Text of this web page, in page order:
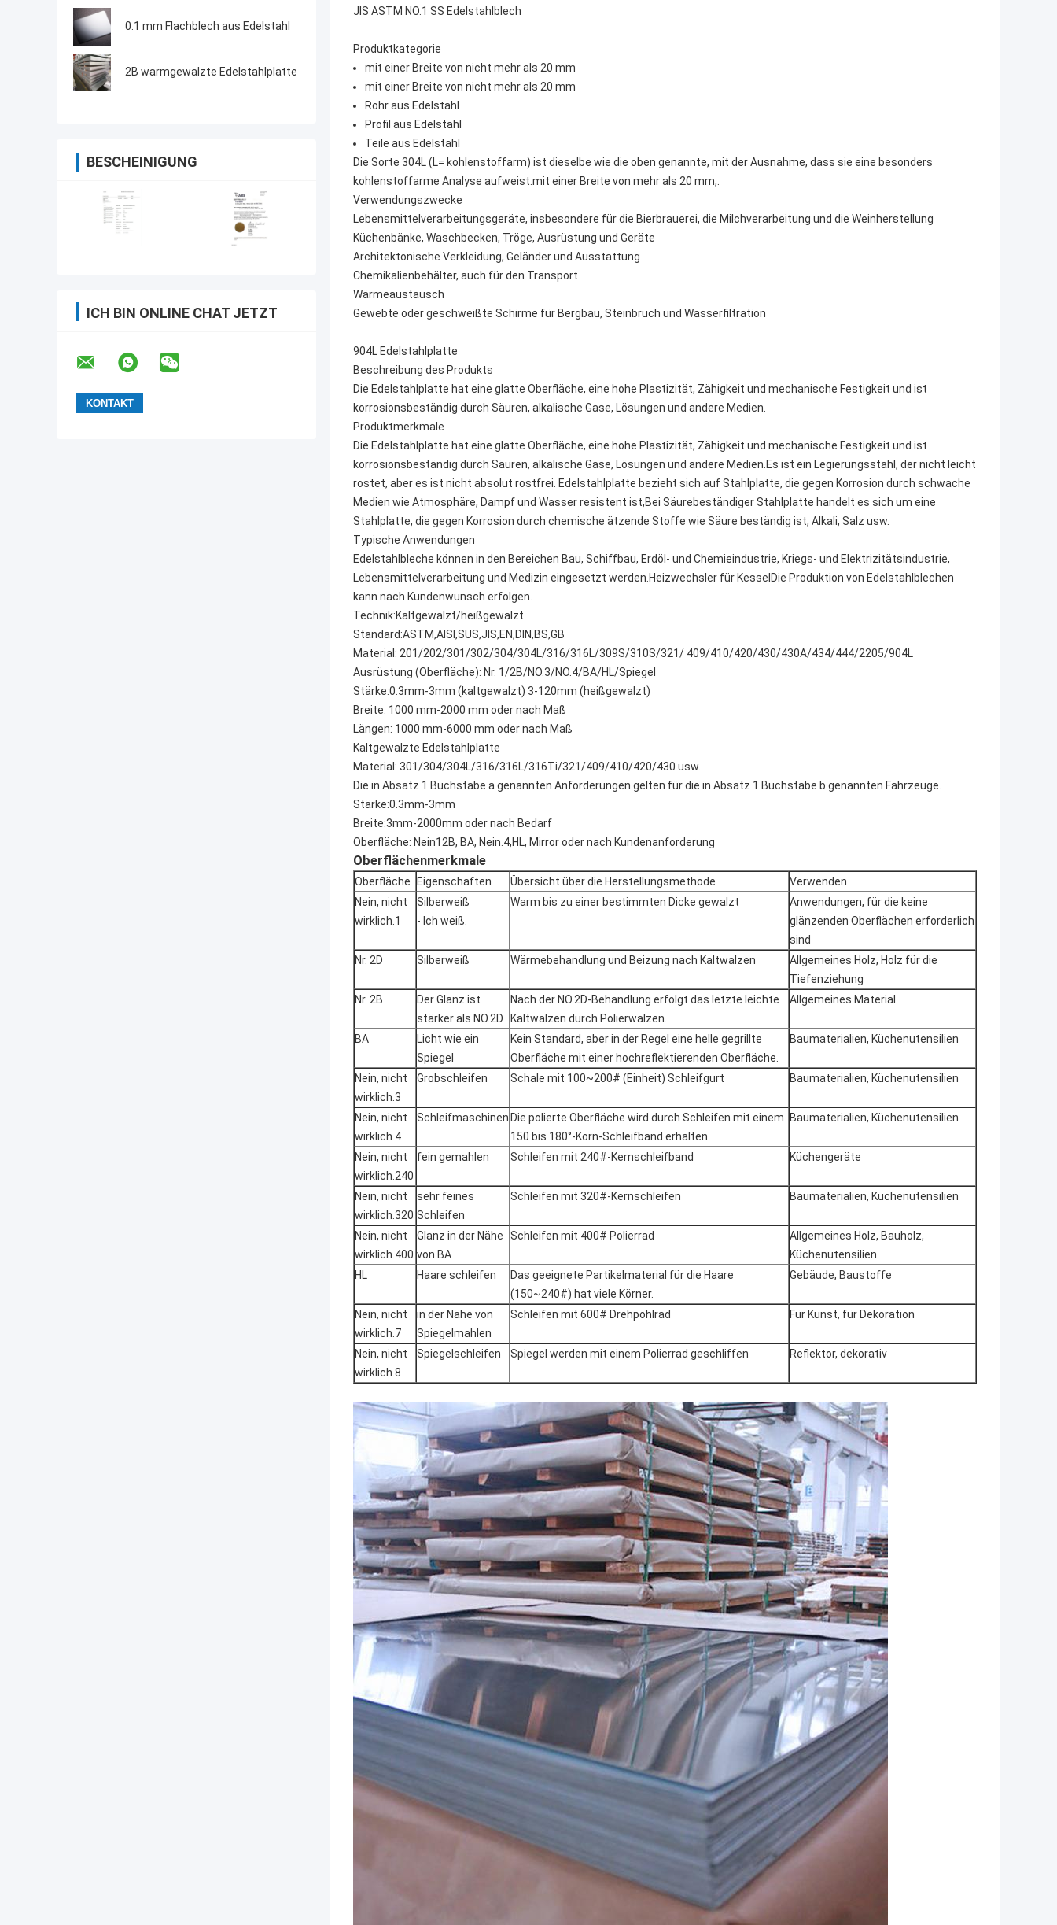
0.1 mm Flachblech aus Edelstahl
2B warmgewalzte Edelstahlplatte
BESCHEINIGUNG
ICH BIN ONLINE CHAT JETZT
JIS ASTM NO.1 SS Edelstahlblech
Produktkategorie
mit einer Breite von nicht mehr als 20 mm
mit einer Breite von nicht mehr als 20 mm
Rohr aus Edelstahl
Profil aus Edelstahl
Teile aus Edelstahl
Die Sorte 304L (L= kohlenstoffarm) ist dieselbe wie die oben genannte, mit der Ausnahme, dass sie eine besonders
kohlenstoffarme Analyse aufweist.mit einer Breite von mehr als 20 mm,.
Verwendungszwecke
Lebensmittelverarbeitungsgeräte, insbesondere für die Bierbrauerei, die Milchverarbeitung und die Weinherstellung
Küchenbänke, Waschbecken, Tröge, Ausrüstung und Geräte
Architektonische Verkleidung, Geländer und Ausstattung
Chemikalienbehälter, auch für den Transport
Wärmeaustausch
Gewebte oder geschweißte Schirme für Bergbau, Steinbruch und Wasserfiltration
904L Edelstahlplatte
Beschreibung des Produkts
Die Edelstahlplatte hat eine glatte Oberfläche, eine hohe Plastizität, Zähigkeit und mechanische Festigkeit und ist
korrosionsbeständig durch Säuren, alkalische Gase, Lösungen und andere Medien.
Produktmerkmale
Die Edelstahlplatte hat eine glatte Oberfläche, eine hohe Plastizität, Zähigkeit und mechanische Festigkeit und ist
korrosionsbeständig durch Säuren, alkalische Gase, Lösungen und andere Medien.Es ist ein Legierungsstahl, der nicht leicht
rostet, aber es ist nicht absolut rostfrei. Edelstahlplatte bezieht sich auf Stahlplatte, die gegen Korrosion durch schwache
Medien wie Atmosphäre, Dampf und Wasser resistent ist,Bei Säurebeständiger Stahlplatte handelt es sich um eine
Stahlplatte, die gegen Korrosion durch chemische ätzende Stoffe wie Säure beständig ist, Alkali, Salz usw.
Typische Anwendungen
Edelstahlbleche können in den Bereichen Bau, Schiffbau, Erdöl- und Chemieindustrie, Kriegs- und Elektrizitätsindustrie,
Lebensmittelverarbeitung und Medizin eingesetzt werden.Heizwechsler für KesselDie Produktion von Edelstahlblechen
kann nach Kundenwunsch erfolgen.
Technik:Kaltgewalzt/heißgewalzt
Standard:ASTM,AISI,SUS,JIS,EN,DIN,BS,GB
Material: 201/202/301/302/304/304L/316/316L/309S/310S/321/ 409/410/420/430/430A/434/444/2205/904L
Ausrüstung (Oberfläche): Nr. 1/2B/NO.3/NO.4/BA/HL/Spiegel
Stärke:0.3mm-3mm (kaltgewalzt) 3-120mm (heißgewalzt)
Breite: 1000 mm-2000 mm oder nach Maß
Längen: 1000 mm-6000 mm oder nach Maß
Kaltgewalzte Edelstahlplatte
Material: 301/304/304L/316/316L/316Ti/321/409/410/420/430 usw.
Die in Absatz 1 Buchstabe a genannten Anforderungen gelten für die in Absatz 1 Buchstabe b genannten Fahrzeuge.
Stärke:0.3mm-3mm
Breite:3mm-2000mm oder nach Bedarf
Oberfläche: Nein12B, BA, Nein.4,HL, Mirror oder nach Kundenanforderung
Oberflächenmerkmale
Oberfläche Eigenschaften Übersicht über die Herstellungsmethode
Verwenden
Nein, nicht
wirklich.1
Silberweiß
- Ich weiß.
Warm bis zu einer bestimmten Dicke gewalzt
Anwendungen, für die keine
glänzenden Oberflächen erforderlich
sind
Nr. 2D
Silberweiß Wärmebehandlung und Beizung nach Kaltwalzen
Allgemeines Holz, Holz für die
Tiefenziehung
Nr. 2B
Der Glanz ist
stärker als NO.2D
Nach der NO.2D-Behandlung erfolgt das letzte leichte
Kaltwalzen durch Polierwalzen.
Allgemeines Material
BA
Licht wie ein
Spiegel
Kein Standard, aber in der Regel eine helle gegrillte
Oberfläche mit einer hochreflektierenden Oberfläche.
Baumaterialien, Küchenutensilien
Nein, nicht
wirklich.3
Grobschleifen Schale mit 100~200# (Einheit) Schleifgurt Baumaterialien, Küchenutensilien
Nein, nicht
wirklich.4
Schleifmaschinen Die polierte Oberfläche wird durch Schleifen mit einem
150 bis 180°-Korn-Schleifband erhalten
Baumaterialien, Küchenutensilien
Nein, nicht
wirklich.240
fein gemahlen Schleifen mit 240#-Kernschleifband Küchengeräte
Nein, nicht
wirklich.320
sehr feines
Schleifen
Schleifen mit 320#-Kernschleifen Baumaterialien, Küchenutensilien
Nein, nicht
wirklich.400
Glanz in der Nähe
von BA
Schleifen mit 400# Polierrad
Allgemeines Holz, Bauholz,
Küchenutensilien
HL
Haare schleifen
Das geeignete Partikelmaterial für die Haare
(150~240#) hat viele Körner.
Gebäude, Baustoffe
Nein, nicht
wirklich.7
in der Nähe von
Spiegelmahlen
Schleifen mit 600# Drehpohlrad Für Kunst, für Dekoration
Nein, nicht
wirklich.8
Spiegelschleifen Spiegel werden mit einem Polierrad geschliffen Reflektor, dekorativ